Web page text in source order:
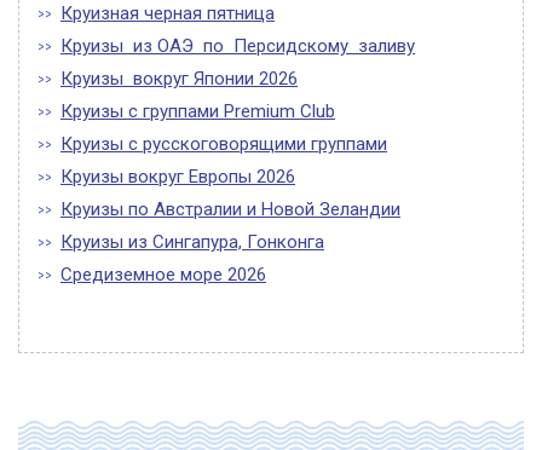
Круизная черная пятница
Круизы из ОАЭ по Персидскому заливу
Круизы вокруг Японии 2026
Круизы с группами Premium Club
Круизы с русскоговорящими группами
Круизы вокруг Европы 2026
Круизы по Австралии и Новой Зеландии
Круизы из Сингапура, Гонконга
Средиземное море 2026